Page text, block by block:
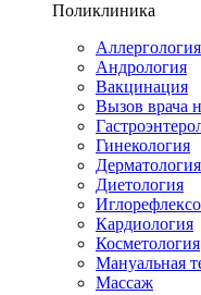
Поликлиника
Аллергология
Андрология
Вакцинация
Вызов врача
Гинекология
Дерматология
Диетология
Кардиология
Косметология
Мануальная
Массаж